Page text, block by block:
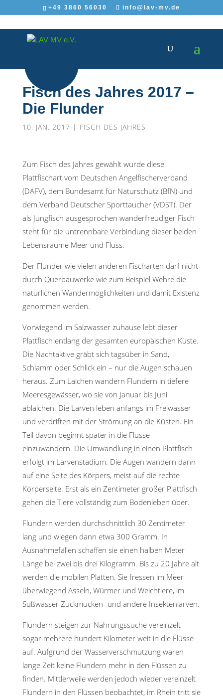
+49 3860 56030 info@lav-mv.de
Fisch des Jahres 2017 –
Die Flunder
10. JAN. 2017 | FISCH DES JAHRES
Zum Fisch des Jahres gewählt wurde diese
Plattfischart vom Deutschen Angelfischerverband
(DAFV), dem Bundesamt für Naturschutz (BfN) und
dem Verband Deutscher Sporttaucher (VDST). Der
als Jungfisch ausgesprochen wanderfreudiger Fisch
steht für die untrennbare Verbindung dieser beiden
Lebensräume Meer und Fluss.
Der Flunder wie vielen anderen Fischarten darf nicht
durch Querbauwerke wie zum Beispiel Wehre die
natürlichen Wandermöglichkeiten und damit Existenz
genommen werden.
Vorwiegend im Salzwasser zuhause lebt dieser
Plattfisch entlang der gesamten europäischen Küste.
Die Nachtaktive gräbt sich tagsüber in Sand,
Schlamm oder Schlick ein – nur die Augen schauen
heraus. Zum Laichen wandern Flundern in tiefere
Meeresgewässer, wo sie von Januar bis Juni
ablaichen. Die Larven leben anfangs im Freiwasser
und verdriften mit der Strömung an die Küsten. Ein
Teil davon beginnt später in die Flüsse
einzuwandern. Die Umwandlung in einen Plattfisch
erfolgt im Larvenstadium. Die Augen wandern dann
auf eine Seite des Körpers, meist auf die rechte
Körperseite. Erst als ein Zentimeter großer Plattfisch
gehen die Tiere vollständig zum Bodenleben über.
Flundern werden durchschnittlich 30 Zentimeter
lang und wiegen dann etwa 300 Gramm. In
Ausnahmefällen schaffen sie einen halben Meter
Länge bei zwei bis drei Kilogramm. Bis zu 20 Jahre alt
werden die mobilen Platten. Sie fressen im Meer
überwiegend Asseln, Würmer und Weichtiere, im
Süßwasser Zuckmücken- und andere Insektenlarven.
Flundern steigen zur Nahrungssuche vereinzelt
sogar mehrere hundert Kilometer weit in die Flüsse
auf. Aufgrund der Wasserverschmutzung waren
lange Zeit keine Flundern mehr in den Flüssen zu
finden. Mittlerweile werden jedoch wieder vereinzelt
Flundern in den Flüssen beobachtet, im Rhein tritt sie